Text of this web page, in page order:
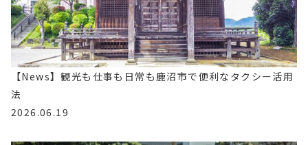
【News】観光も仕事も日常も鹿沼市で便利なタクシー活用
法
2026.06.19